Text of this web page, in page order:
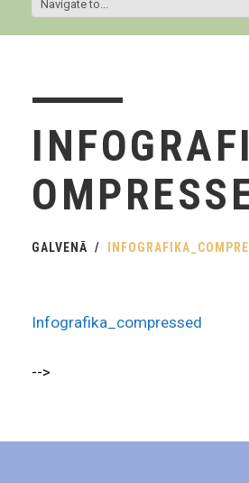
GALVENĀ
Infografika_compressed
-->